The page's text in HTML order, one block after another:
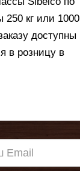
250 кг или 1000
доступны
в розницу в